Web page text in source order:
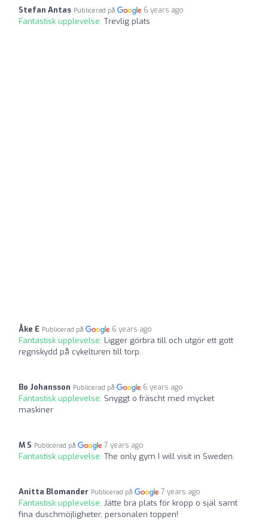
Stefan Antas Publicerad på 6 years ago
Fantastisk upplevelse: Trevlig plats
Åke E Publicerad på 6 years ago
Fantastisk upplevelse: Ligger görbra till och utgör ett gott
regnskydd på cykelturen till torp.
Bo Johansson Publicerad på 6 years ago
Fantastisk upplevelse: Snyggt o fräscht med mycket
maskiner
M S Publicerad på 7 years ago
Fantastisk upplevelse: The only gym I will visit in Sweden.
Anitta Blomander Publicerad på 7 years ago
Fantastisk upplevelse: Jätte bra plats för kropp o själ samt
fina duschmöjligheter, personalen toppen!